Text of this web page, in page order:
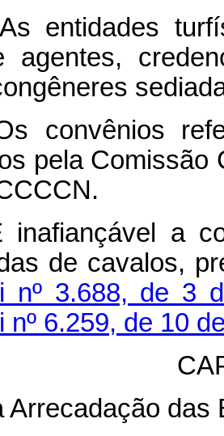
entidades
agentes,
convênios
pela
a
de cavalos,
nº 3.688, de 3
nº 6.259, de 10
Arrecadação das